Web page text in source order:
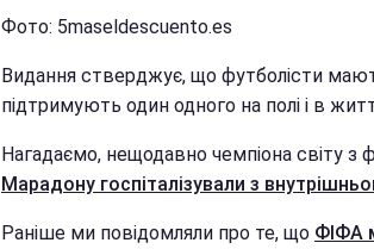
Фото: 5maseldescuento.es
Видання стверджує, що футболісти
підтримують один одного на полі і в
Нагадаємо, нещодавно чемпіона світу з
Марадону госпіталізували з
Раніше ми повідомляли про те, що ФІФА